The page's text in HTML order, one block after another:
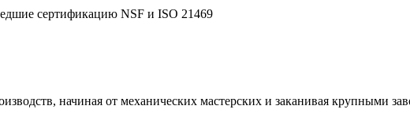
сертификацию NSF и ISO 21469
начиная от механических мастерских и заканивая крупными